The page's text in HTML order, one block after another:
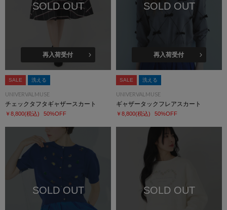
SOLD OUT
再入荷受付
SALE 洗える
UNIVERVALMUSE
チェックタフタギャザースカート
￥8,800(税込) 50%OFF
SOLD OUT
再入荷受付
SALE 洗える
UNIVERVALMUSE
ギャザータックフレアスカート
￥8,800(税込) 50%OFF
SOLD OUT SOLD OUT